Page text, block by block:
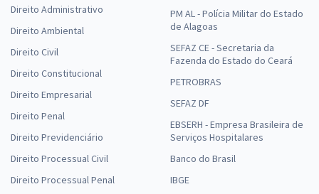
Direito Administrativo
Direito Ambiental
Direito Civil
Direito Constitucional
Direito Empresarial
Direito Penal
Direito Previdenciário
Direito Processual Civil
Direito Processual Penal
PM AL - Polícia Militar do Estado
de Alagoas
SEFAZ CE - Secretaria da
Fazenda do Estado do Ceará
PETROBRAS
SEFAZ DF
EBSERH - Empresa Brasileira de
Serviços Hospitalares
Banco do Brasil
IBGE